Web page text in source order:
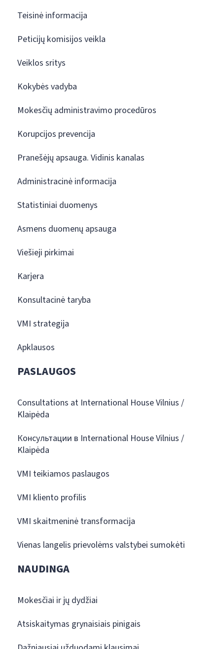
Teisinė informacija
Peticijų komisijos veikla
Veiklos sritys
Kokybės vadyba
Mokesčių administravimo procedūros
Korupcijos prevencija
Pranešėjų apsauga. Vidinis kanalas
Administracinė informacija
Statistiniai duomenys
Asmens duomenų apsauga
Viešieji pirkimai
Karjera
Konsultacinė taryba
VMI strategija
Apklausos
PASLAUGOS
Consultations at International House Vilnius /
Klaipėda
Консультации в International House Vilnius /
Klaipėda
VMI teikiamos paslaugos
VMI kliento profilis
VMI skaitmeninė transformacija
Vienas langelis prievolėms valstybei sumokėti
NAUDINGA
Mokesčiai ir jų dydžiai
Atsiskaitymas grynaisiais pinigais